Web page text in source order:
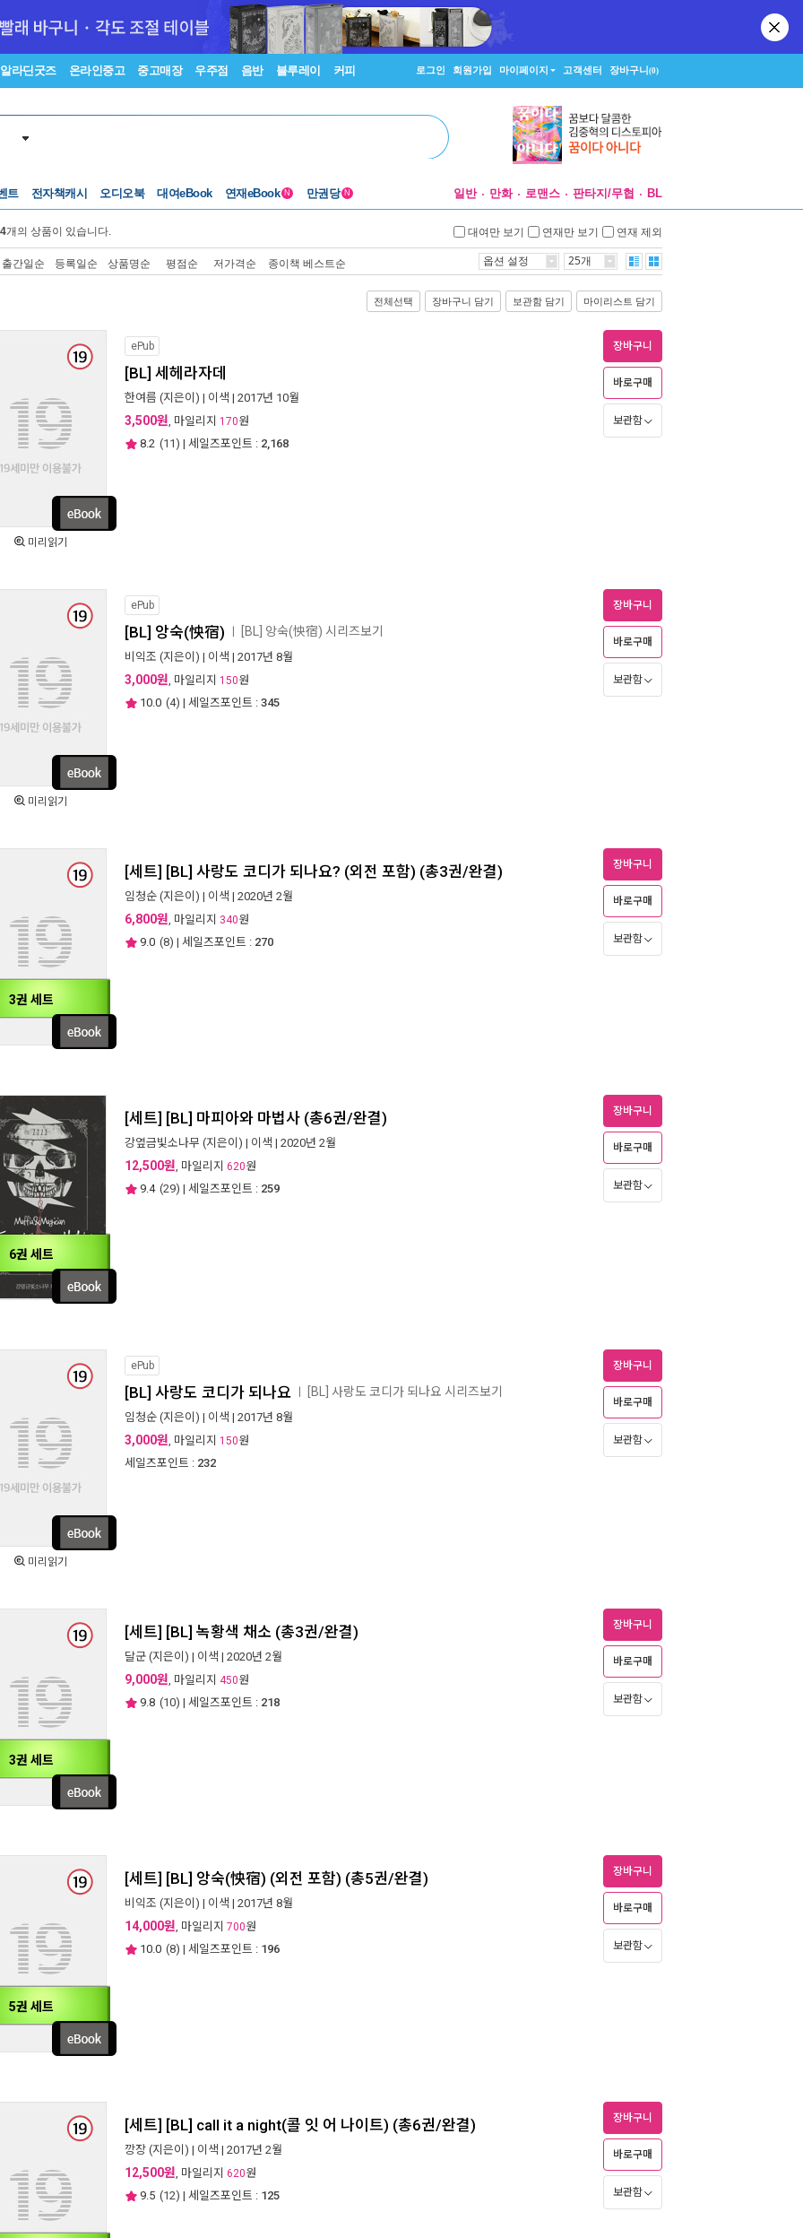
알라딘굿즈 온라인중고 중고매장 우주점 음반 블루레이 커피 로그인 회원가입 마이페이지 고객센터 장바구니(0)
트 전자책캐시 오디오북 대여eBook 연재eBook N 만권당 N 일반 만화 로맨스 판타지/무협 BL
개의 상품이 있습니다. 대여만 보기 연재만 보기 연재 제외
출간일순 등록일순 상품명순 평점순 저가격순 종이책 베스트순 옵션 설정 25개
전체선택 장바구니 담기 보관함 담기 마이리스트 담기
미리읽기
ePub
[BL] 세헤라자데
한여름 (지은이) | 이색 | 2017년 10월
3,500원, 마일리지 170원
8.2 (11) | 세일즈포인트 : 2,168
장바구니
바로구매
보관함
미리읽기
ePub
[BL] 앙숙(怏宿) [BL] 앙숙(怏宿) 시리즈보기
비익조 (지은이) | 이색 | 2017년 8월
3,000원, 마일리지 150원
10.0 (4) | 세일즈포인트 : 345
장바구니
바로구매
보관함
3권 세트
[세트] [BL] 사랑도 코디가 되나요? (외전 포함) (총3권/완결)
임청순 (지은이) | 이색 | 2020년 2월
6,800원, 마일리지 340원
9.0 (8) | 세일즈포인트 : 270
장바구니
바로구매
보관함
6권 세트
[세트] [BL] 마피아와 마법사 (총6권/완결)
강옆금빛소나무 (지은이) | 이색 | 2020년 2월
12,500원, 마일리지 620원
9.4 (29) | 세일즈포인트 : 259
장바구니
바로구매
보관함
미리읽기
ePub
[BL] 사랑도 코디가 되나요 [BL] 사랑도 코디가 되나요 시리즈보기
임청순 (지은이) | 이색 | 2017년 8월
3,000원, 마일리지 150원
세일즈포인트 : 232
장바구니
바로구매
보관함
3권 세트
[세트] [BL] 녹황색 채소 (총3권/완결)
달군 (지은이) | 이색 | 2020년 2월
9,000원, 마일리지 450원
9.8 (10) | 세일즈포인트 : 218
장바구니
바로구매
보관함
5권 세트
[세트] [BL] 앙숙(怏宿) (외전 포함) (총5권/완결)
비익조 (지은이) | 이색 | 2017년 8월
14,000원, 마일리지 700원
10.0 (8) | 세일즈포인트 : 196
장바구니
바로구매
보관함
[세트] [BL] call it a night(콜 잇 어 나이트) (총6권/완결)
깡장 (지은이) | 이색 | 2017년 2월
12,500원, 마일리지 620원
9.5 (12) | 세일즈포인트 : 125
장바구니
바로구매
보관함